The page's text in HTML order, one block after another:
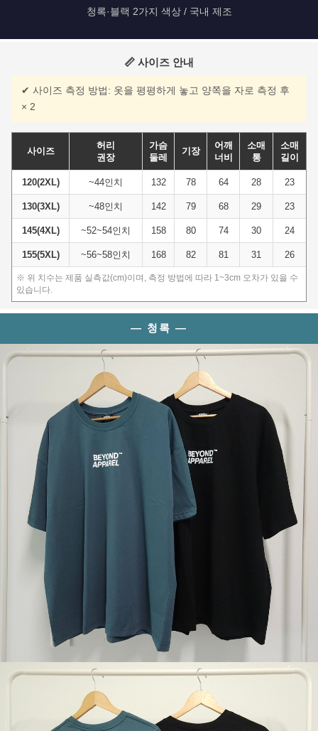
이코 라이프 하
청록·블랙 2가지 색상 / 국내 제조
📏 사이즈 안내
✔ 사이즈 측정 방법: 옷을 평평하게 놓고 양쪽을 자로 측정 후
× 2
사이즈
허리
권장
가슴
둘레
기장
어깨
너비
소매
통
소매
길이
120(2XL) ~44인치 132 78 64 28 23
130(3XL) ~48인치 142 79 68 29 23
145(4XL) ~52~54인치 158 80 74 30 24
155(5XL) ~56~58인치 168 82 81 31 26
※ 위 치수는 제품 실측값(cm)이며, 측정 방법에 따라 1~3cm 오차가 있을 수
있습니다.
— 청록 —